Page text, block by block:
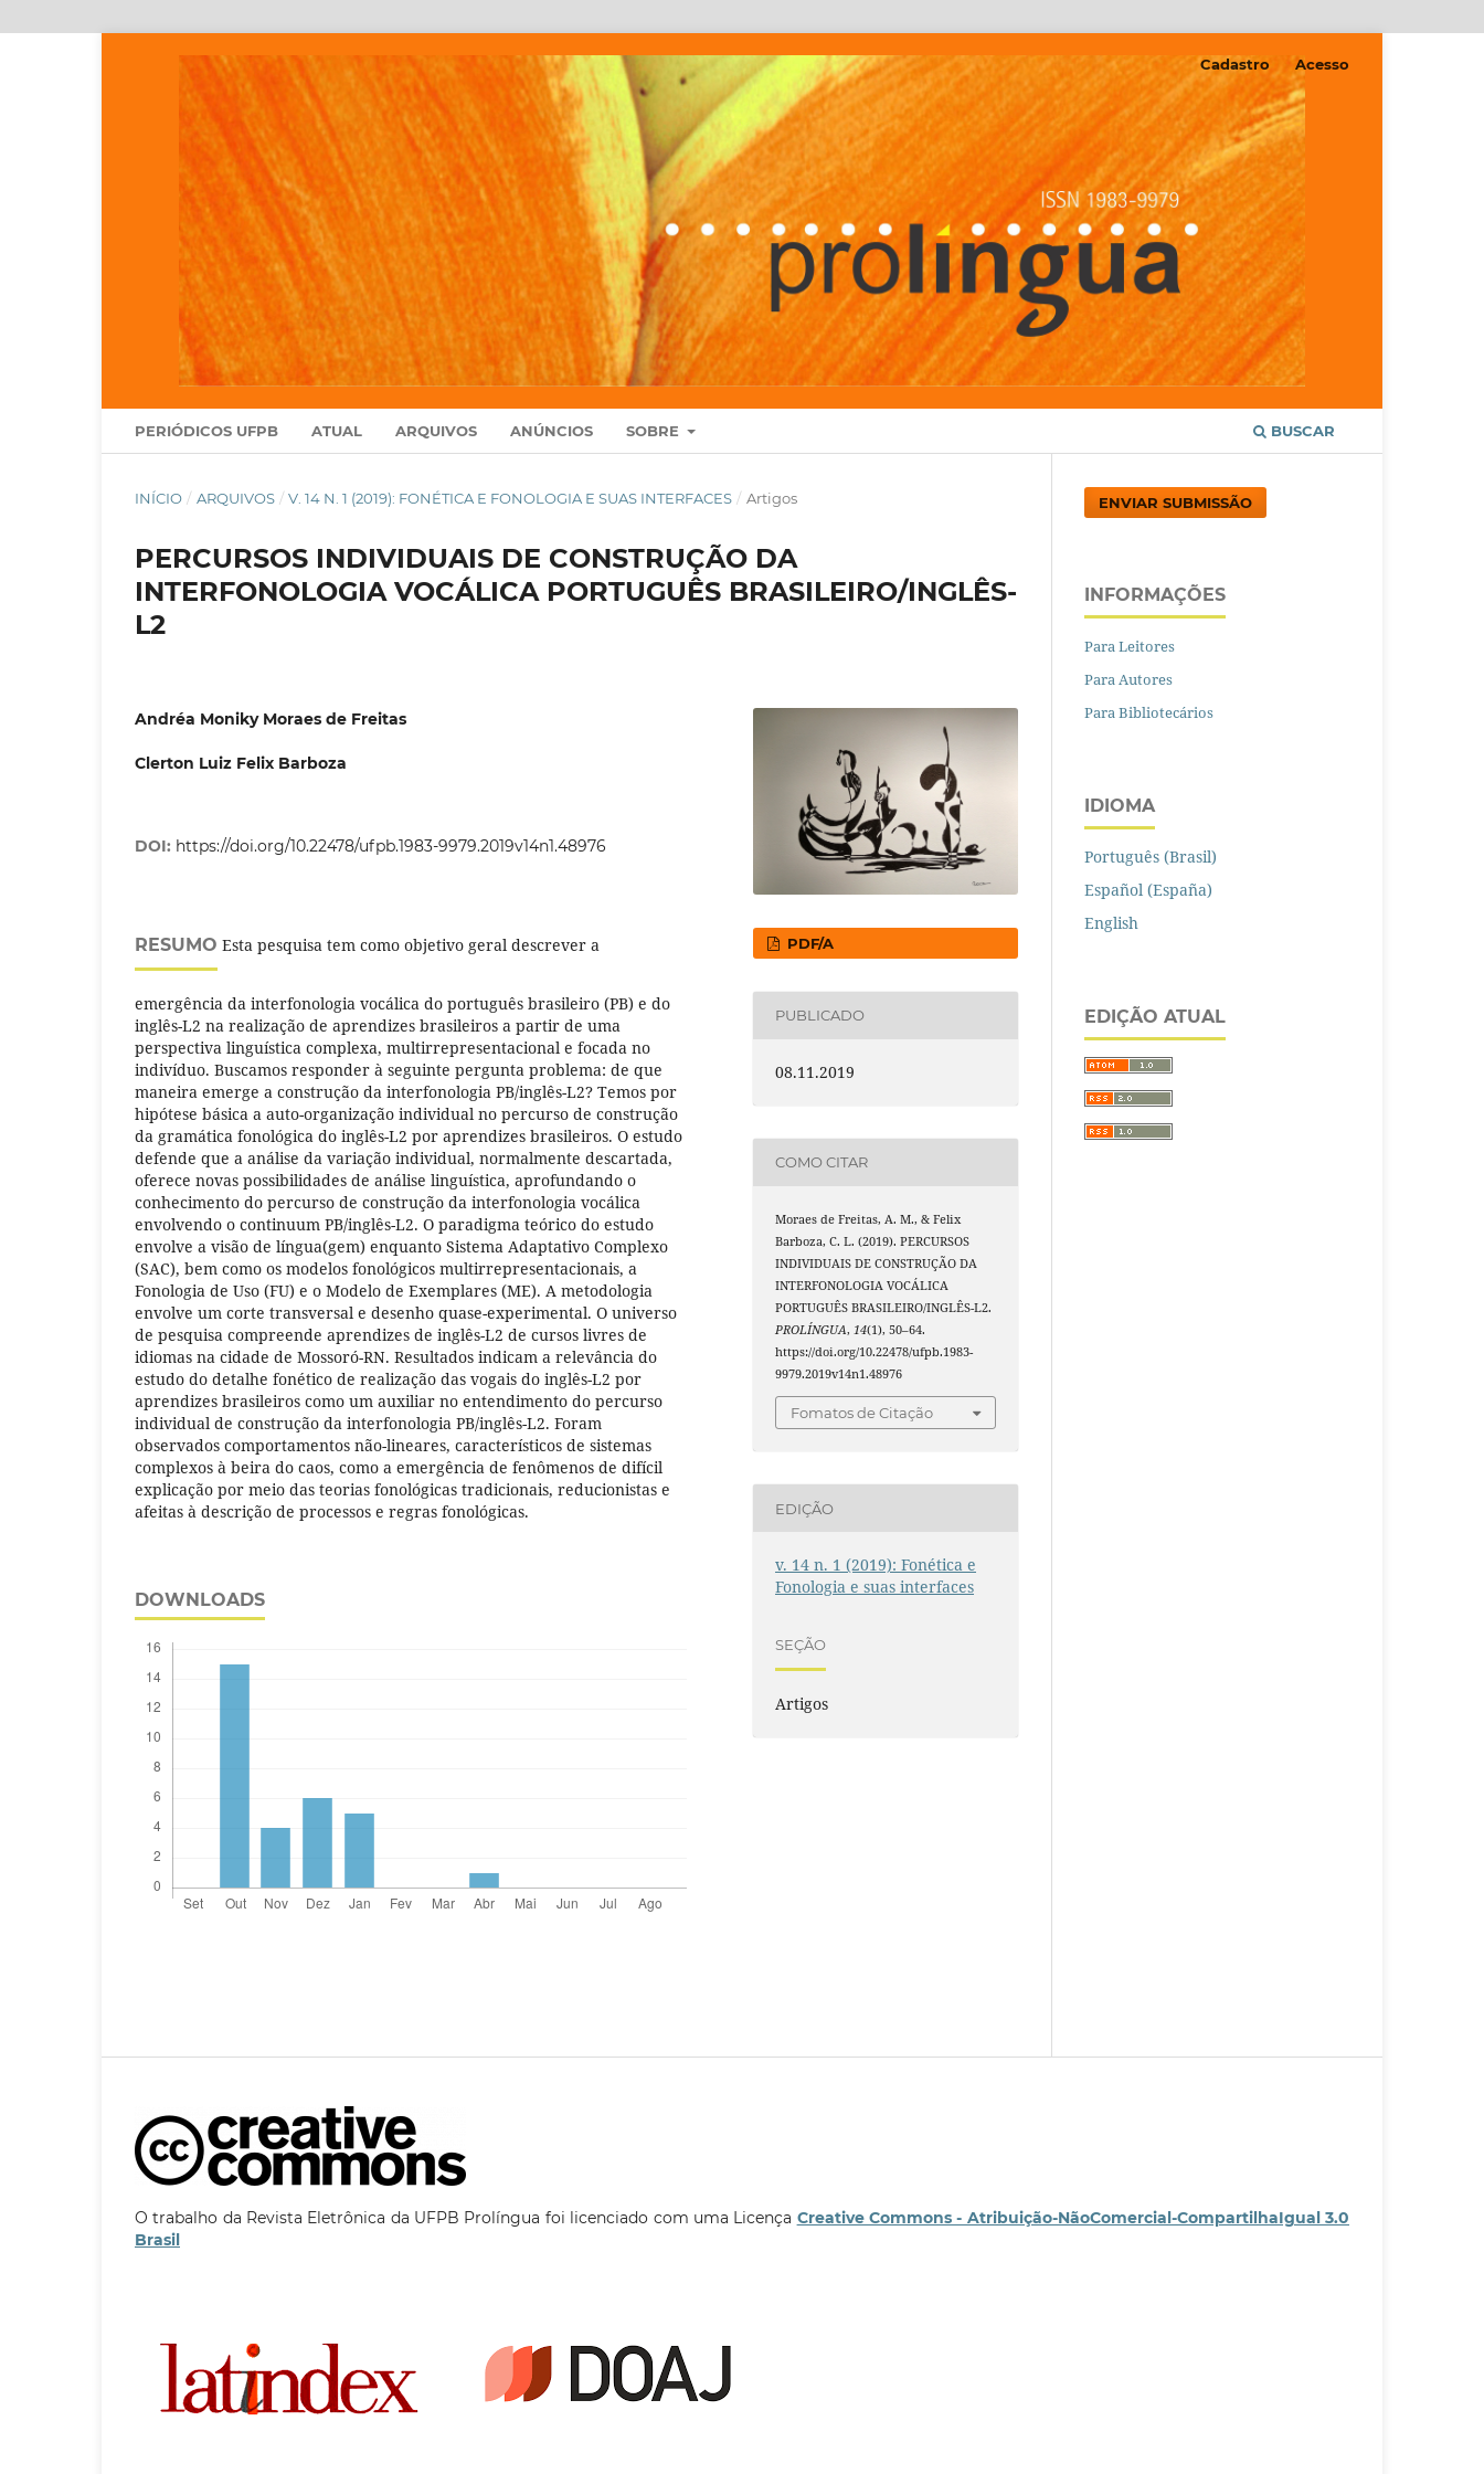
PERIÓDICOS UFPB ATUAL ARQUIVOS ANÚNCIOS SOBRE BUSCAR
Cadastro Acesso
INÍCIO / ARQUIVOS / V. 14 N. 1 (2019): FONÉTICA E FONOLOGIA E SUAS INTERFACES / Artigos
PERCURSOS INDIVIDUAIS DE CONSTRUÇÃO DA
INTERFONOLOGIA VOCÁLICA PORTUGUÊS BRASILEIRO/INGLÊS-
L2
Andréa Moniky Moraes de Freitas
Clerton Luiz Felix Barboza
DOI: https://doi.org/10.22478/ufpb.1983-9979.2019v14n1.48976
RESUMO Esta pesquisa tem como objetivo geral descrever a
emergência da interfonologia vocálica do português brasileiro (PB) e do
inglês-L2 na realização de aprendizes brasileiros a partir de uma
perspectiva linguística complexa, multirrepresentacional e focada no
indivíduo. Buscamos responder à seguinte pergunta problema: de que
maneira emerge a construção da interfonologia PB/inglês-L2? Temos por
hipótese básica a auto-organização individual no percurso de construção
da gramática fonológica do inglês-L2 por aprendizes brasileiros. O estudo
defende que a análise da variação individual, normalmente descartada,
oferece novas possibilidades de análise linguística, aprofundando o
conhecimento do percurso de construção da interfonologia vocálica
envolvendo o continuum PB/inglês-L2. O paradigma teórico do estudo
envolve a visão de língua(gem) enquanto Sistema Adaptativo Complexo
(SAC), bem como os modelos fonológicos multirrepresentacionais, a
Fonologia de Uso (FU) e o Modelo de Exemplares (ME). A metodologia
envolve um corte transversal e desenho quase-experimental. O universo
de pesquisa compreende aprendizes de inglês-L2 de cursos livres de
idiomas na cidade de Mossoró-RN. Resultados indicam a relevância do
estudo do detalhe fonético de realização das vogais do inglês-L2 por
aprendizes brasileiros como um auxiliar no entendimento do percurso
individual de construção da interfonologia PB/inglês-L2. Foram
observados comportamentos não-lineares, característicos de sistemas
complexos à beira do caos, como a emergência de fenômenos de difícil
explicação por meio das teorias fonológicas tradicionais, reducionistas e
afeitas à descrição de processos e regras fonológicas.
DOWNLOADS
PDF/A
PUBLICADO
08.11.2019
COMO CITAR
Moraes de Freitas, A. M., & Felix
Barboza, C. L. (2019). PERCURSOS
INDIVIDUAIS DE CONSTRUÇÃO DA
INTERFONOLOGIA VOCÁLICA
PORTUGUÊS BRASILEIRO/INGLÊS-L2.
PROLÍNGUA, 14(1), 50–64.
https://doi.org/10.22478/ufpb.1983-
9979.2019v14n1.48976
Fomatos de Citação
EDIÇÃO
v. 14 n. 1 (2019): Fonética e
Fonologia e suas interfaces
SEÇÃO
Artigos
ENVIAR SUBMISSÃO
INFORMAÇÕES
Para Leitores
Para Autores
Para Bibliotecários
IDIOMA
Português (Brasil)
Español (España)
English
EDIÇÃO ATUAL
O trabalho da Revista Eletrônica da UFPB Prolíngua foi licenciado com uma Licença Creative Commons - Atribuição-NãoComercial-CompartilhaIgual 3.0
Brasil